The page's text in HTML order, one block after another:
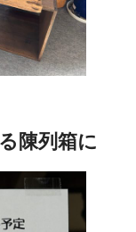
陳列箱に